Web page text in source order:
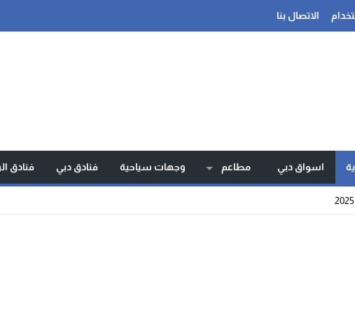
الاتصال بنا
اسواق دبي مطاعم وجهات سياحية فنادق دبي فنادق